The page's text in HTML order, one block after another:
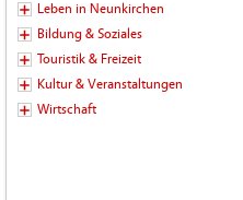
Leben in Neunkirchen
Bildung & Soziales
Touristik & Freizeit
Kultur & Veranstaltungen
Wirtschaft